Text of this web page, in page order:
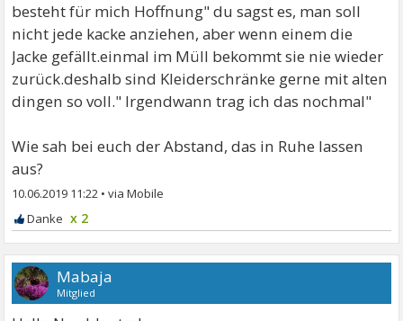
besteht für mich Hoffnung" du sagst es, man soll
nicht jede kacke anziehen, aber wenn einem die
Jacke gefällt.einmal im Müll bekommt sie nie wieder
zurück.deshalb sind Kleiderschränke gerne mit alten
dingen so voll." Irgendwann trag ich das nochmal"
Wie sah bei euch der Abstand, das in Ruhe lassen
aus?
10.06.2019 11:22 •
x 2
Mabaja
Mitglied